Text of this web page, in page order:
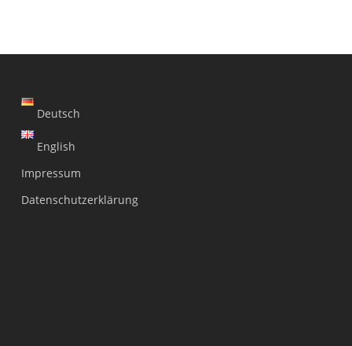
Deutsch
English
Impressum
Datenschutzerklärung